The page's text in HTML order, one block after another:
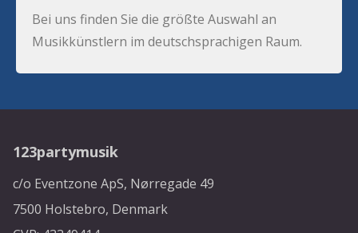
Bei uns finden Sie die größte Auswahl an
Musikkünstlern im deutschsprachigen Raum.
123partymusik
c/o Eventzone ApS, Nørregade 49
7500 Holstebro, Denmark